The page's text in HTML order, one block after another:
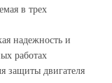
в трех
надежность и
работах
защиты двигателя